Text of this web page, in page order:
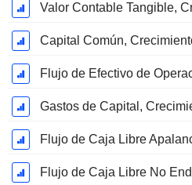
Capital Común,
Gastos de Capital,